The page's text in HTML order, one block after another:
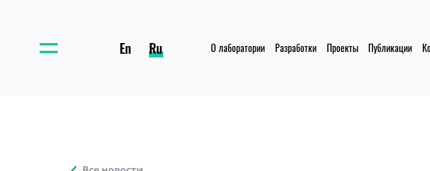
En Ru О лаборатории Разработки Проекты Публикации